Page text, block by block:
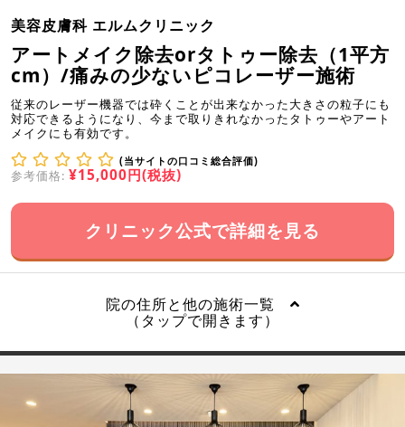
美容皮膚科 エルムクリニック
アートメイク除去orタトゥー除去（1平方
cm）/痛みの少ないピコレーザー施術
従来のレーザー機器では砕くことが出来なかった大きさの粒子にも
対応できるようになり、今まで取りきれなかったタトゥーやアート
メイクにも有効です。
(当サイトの口コミ総合評価)
参考価格: ¥15,000円(税抜)
クリニック公式で詳細を見る
院の住所と他の施術一覧
（タップで開きます）